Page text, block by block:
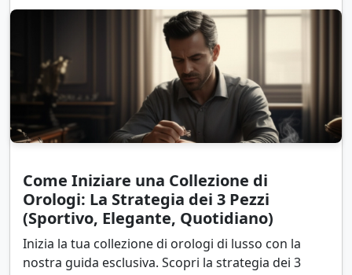
Come Iniziare una Collezione di
Orologi: La Strategia dei 3 Pezzi
(Sportivo, Elegante, Quotidiano)
Inizia la tua collezione di orologi di lusso con la
nostra guida esclusiva. Scopri la strategia dei 3